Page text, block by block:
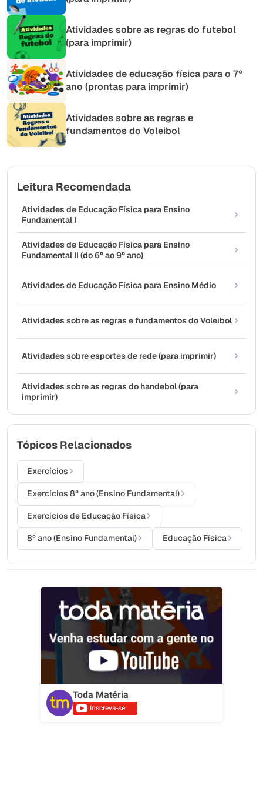
Atividades sobre as regras do futebol
(para imprimir)
Atividades de educação física para o 7º
ano (prontas para imprimir)
Atividades sobre as regras e
fundamentos do Voleibol
Leitura Recomendada
Atividades de Educação Física para Ensino
Fundamental I
Atividades de Educação Física para Ensino
Fundamental II (do 6º ao 9º ano)
Atividades de Educação Física para Ensino Médio
Atividades sobre as regras e fundamentos do Voleibol
Atividades sobre esportes de rede (para imprimir)
Atividades sobre as regras do handebol (para
imprimir)
Tópicos Relacionados
Exercícios
Exercícios 8º ano (Ensino Fundamental)
Exercícios de Educação Física
8º ano (Ensino Fundamental) Educação Física
Toda Matéria
Inscreva-se